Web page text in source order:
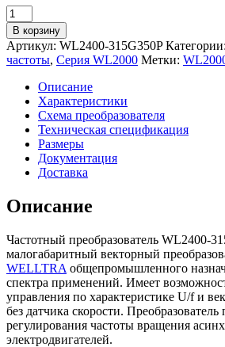
Количество
товара
Преобразователь
частоты
WELLTRA
WL2400-
315G/350P
(315/350
кВт
В корзину
Артикул: WL2400-315G350P Категории:
частоты, Серия WL2000 Метки:
Описание
Характеристики
Схема преобразователя
Техническая спецификация
Размеры
Документация
Доставка
Описание
Частотный преобразователь WL2400-
малогабаритный векторный
WELLTRA общепромышленного
спектра применений. Имеет
управления по характеристике U/f и
без датчика скорости. Преобразователь
регулирования частоты вращения
электродвигателей.